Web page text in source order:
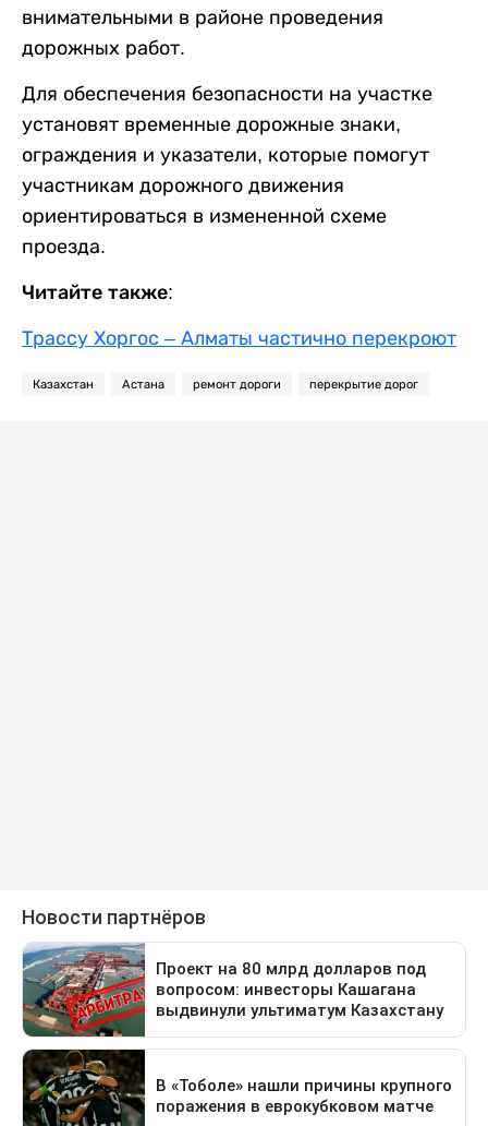
внимательными в районе проведения
дорожных работ.
Для обеспечения безопасности на участке
установят временные дорожные знаки,
ограждения и указатели, которые помогут
участникам дорожного движения
ориентироваться в измененной схеме
проезда.
Читайте также:
Трассу Хоргос – Алматы частично перекроют
Казахстан Астана ремонт дороги перекрытие дорог